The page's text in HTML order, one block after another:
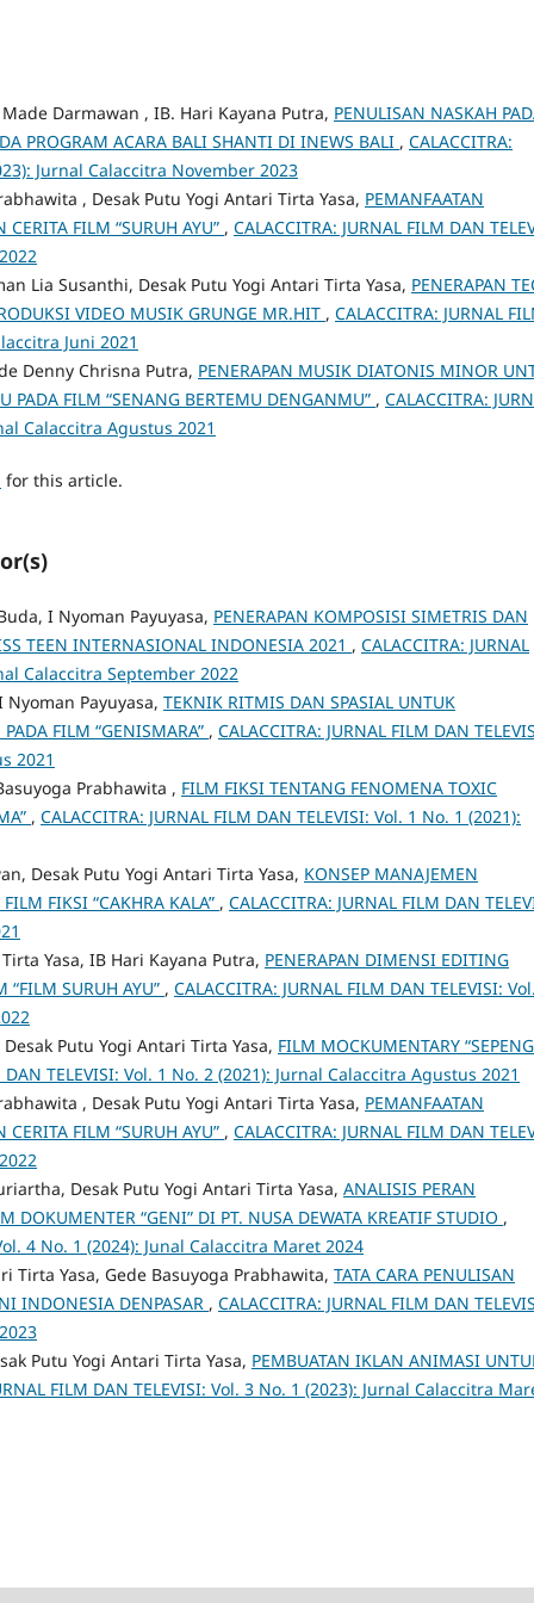
Darmawan , IB. Hari Kayana Putra, PENULISAN NASKAH
PROGRAM ACARA BALI SHANTI DI INEWS BALI , CALACCITRA:
Jurnal Calaccitra November 2023
, Desak Putu Yogi Antari Tirta Yasa, PEMANFAATAN
FILM “SURUH AYU” , CALACCITRA: JURNAL FILM DAN
Lia Susanthi, Desak Putu Yogi Antari Tirta Yasa, PENERAPAN
VIDEO MUSIK GRUNGE MR.HIT , CALACCITRA: JURNAL
Juni 2021
Denny Chrisna Putra, PENERAPAN MUSIK DIATONIS MINOR
PADA FILM “SENANG BERTEMU DENGANMU” , CALACCITRA:
Calaccitra Agustus 2021
for this article.
I Nyoman Payuyasa, PENERAPAN KOMPOSISI SIMETRIS DAN
TEEN INTERNASIONAL INDONESIA 2021 , CALACCITRA: JURNAL
Calaccitra September 2022
Payuyasa, TEKNIK RITMIS DAN SPASIAL UNTUK
FILM “GENISMARA” , CALACCITRA: JURNAL FILM DAN
2021
Prabhawita , FILM FIKSI TENTANG FENOMENA TOXIC
, CALACCITRA: JURNAL FILM DAN TELEVISI: Vol. 1 No. 1 (2021):
Desak Putu Yogi Antari Tirta Yasa, KONSEP MANAJEMEN
FIKSI “CAKHRA KALA” , CALACCITRA: JURNAL FILM DAN
Yasa, IB Hari Kayana Putra, PENERAPAN DIMENSI EDITING
SURUH AYU” , CALACCITRA: JURNAL FILM DAN TELEVISI:
Putu Yogi Antari Tirta Yasa, FILM MOCKUMENTARY
DAN TELEVISI: Vol. 1 No. 2 (2021): Jurnal Calaccitra Agustus 2021
, Desak Putu Yogi Antari Tirta Yasa, PEMANFAATAN
FILM “SURUH AYU” , CALACCITRA: JURNAL FILM DAN
Desak Putu Yogi Antari Tirta Yasa, ANALISIS PERAN
DOKUMENTER “GENI” DI PT. NUSA DEWATA KREATIF STUDIO ,
4 No. 1 (2024): Junal Calaccitra Maret 2024
Tirta Yasa, Gede Basuyoga Prabhawita, TATA CARA PENULISAN
INDONESIA DENPASAR , CALACCITRA: JURNAL FILM DAN
Putu Yogi Antari Tirta Yasa, PEMBUATAN IKLAN ANIMASI
FILM DAN TELEVISI: Vol. 3 No. 1 (2023): Jurnal Calaccitra